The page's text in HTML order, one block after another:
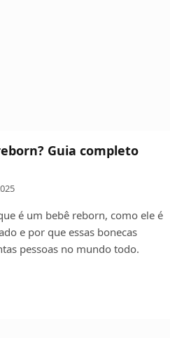
Guia completo
é um bebê reborn, como ele é
e por que essas bonecas
pessoas no mundo todo.